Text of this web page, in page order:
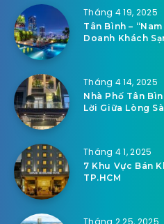
Tháng 4 19, 2025
Tân Bình –
Doanh Khách
Tháng 4 14, 2025
Nhà Phố Tân
Lời Giữa Lòng
Tháng 4 1, 2025
7 Khu Vực Bán
TP.HCM